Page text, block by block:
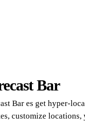
Bar
Bar es get hyper-
customize